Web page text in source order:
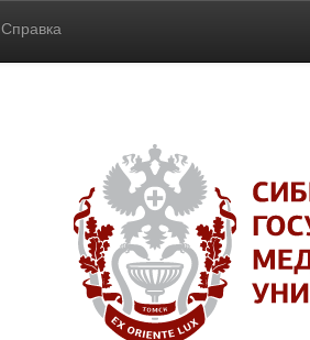
Справка